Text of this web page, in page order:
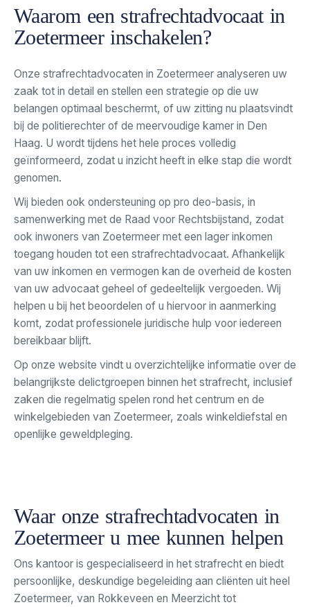
Waarom een strafrechtadvocaat in
Zoetermeer inschakelen?
Onze strafrechtadvocaten in Zoetermeer analyseren uw
zaak tot in detail en stellen een strategie op die uw
belangen optimaal beschermt, of uw zitting nu plaatsvindt
bij de politierechter of de meervoudige kamer in Den
Haag. U wordt tijdens het hele proces volledig
geïnformeerd, zodat u inzicht heeft in elke stap die wordt
genomen.
Wij bieden ook ondersteuning op pro deo-basis, in
samenwerking met de Raad voor Rechtsbijstand, zodat
ook inwoners van Zoetermeer met een lager inkomen
toegang houden tot een strafrechtadvocaat. Afhankelijk
van uw inkomen en vermogen kan de overheid de kosten
van uw advocaat geheel of gedeeltelijk vergoeden. Wij
helpen u bij het beoordelen of u hiervoor in aanmerking
komt, zodat professionele juridische hulp voor iedereen
bereikbaar blijft.
Op onze website vindt u overzichtelijke informatie over de
belangrijkste delictgroepen binnen het strafrecht, inclusief
zaken die regelmatig spelen rond het centrum en de
winkelgebieden van Zoetermeer, zoals winkeldiefstal en
openlijke geweldpleging.
Waar onze strafrechtadvocaten in
Zoetermeer u mee kunnen helpen
Ons kantoor is gespecialiseerd in het strafrecht en biedt
persoonlijke, deskundige begeleiding aan cliënten uit heel
Zoetermeer, van Rokkeveen en Meerzicht tot